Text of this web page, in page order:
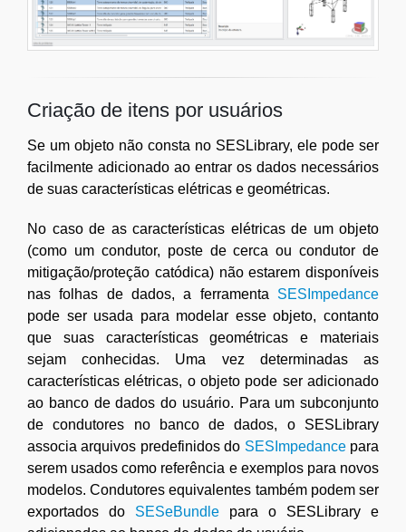
Criação de itens por usuários
Se um objeto não consta no SESLibrary, ele pode ser
facilmente adicionado ao entrar os dados necessários
de suas características elétricas e geométricas.
No caso de as características elétricas de um objeto
(como um condutor, poste de cerca ou condutor de
mitigação/proteção catódica) não estarem disponíveis
nas folhas de dados, a ferramenta SESImpedance
pode ser usada para modelar esse objeto, contanto
que suas características geométricas e materiais
sejam conhecidas. Uma vez determinadas as
características elétricas, o objeto pode ser adicionado
ao banco de dados do usuário. Para um subconjunto
de condutores no banco de dados, o SESLibrary
associa arquivos predefinidos do SESImpedancepara
serem usados como referência e exemplos para novos
modelos. Condutores equivalentes também podem ser
exportados do SESeBundle para o SESLibrary e